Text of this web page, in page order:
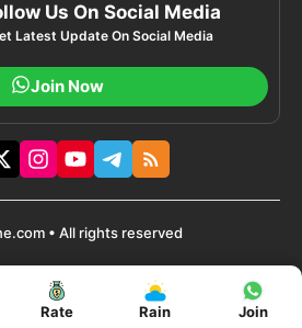
Us On Social Media
Latest Update On Social Media
Join Now
• All rights reserved
Rate Rain Join